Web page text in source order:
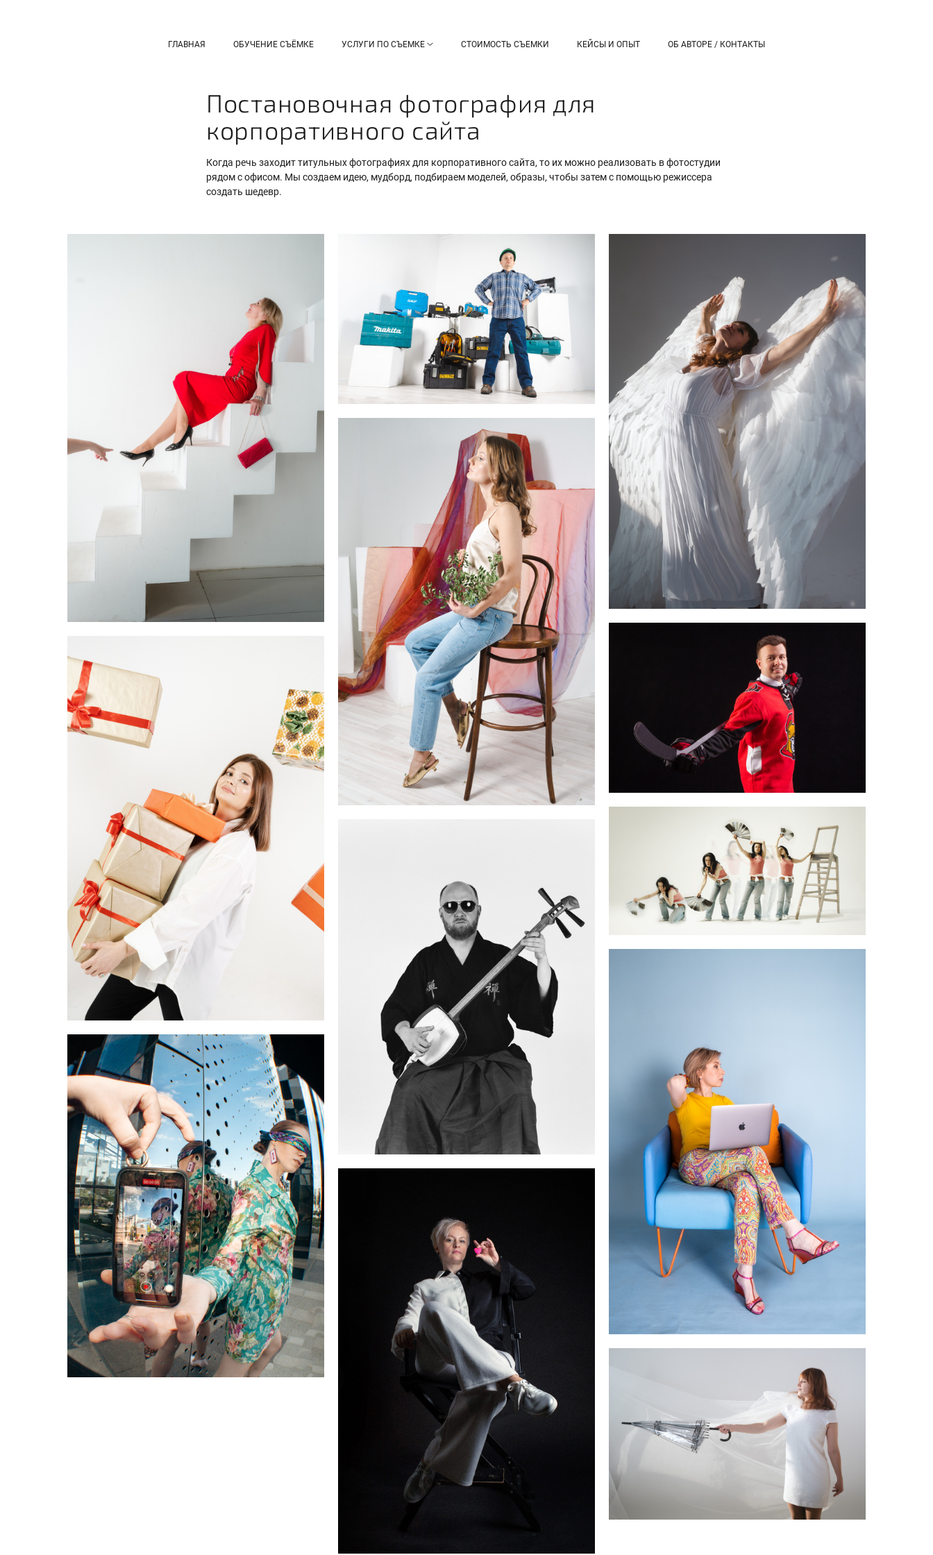
ГЛАВНАЯ ОБУЧЕНИЕ СЪЁМКЕ УСЛУГИ ПО СЪЕМКЕ СТОИМОСТЬ СЪЕМКИ КЕЙСЫ И ОПЫТ ОБ АВТОРЕ / КОНТАКТЫ
Постановочная фотография для
корпоративного сайта
Когда речь заходит титульных фотографиях для корпоративного сайта, то их можно реализовать в фотостудии
рядом с офисом. Мы создаем идею, мудборд, подбираем моделей, образы, чтобы затем с помощью режиссера
создать шедевр.